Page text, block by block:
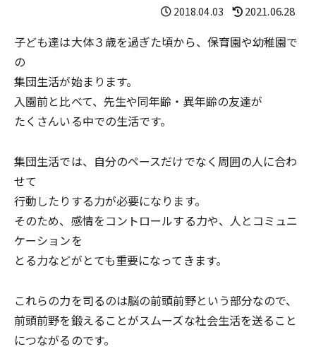
2018.04.03 2021.06.28
子ども達は大体３歳を過ぎた頃から、保育園や幼稚園で
の
集団生活が始まります。
入園前と比べて、先生や同年齢・異年齢の友達が
たくさんいる中での生活です。
集団生活では、自分のペースだけでなく周囲の人に合わ
せて
行動したりする力が必要になります。
そのため、感情をコントロールする力や、人とコミュニ
ケーションを
とる力などがとても重要になってきます。
これらの力を司るのは脳の前頭前野という部分なので、
前頭前野を鍛えることがスムーズな社会生活を送ること
につながるのです。